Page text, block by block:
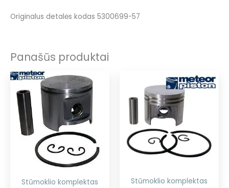
Originalus detalės kodas 5300699-57
Panašūs produktai
Stūmoklio komplektas
Stūmoklio komplektas